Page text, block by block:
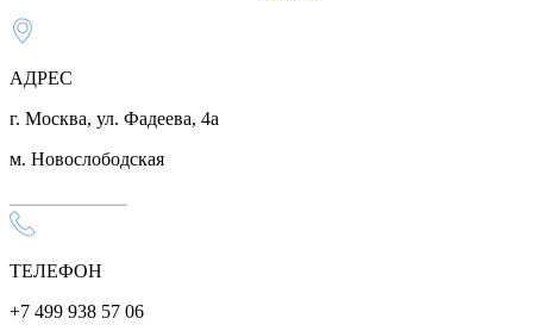
АДРЕС
г. Москва, ул. Фадеева, 4а
м. Новослободская
ТЕЛЕФОН
+7 499 938 57 06